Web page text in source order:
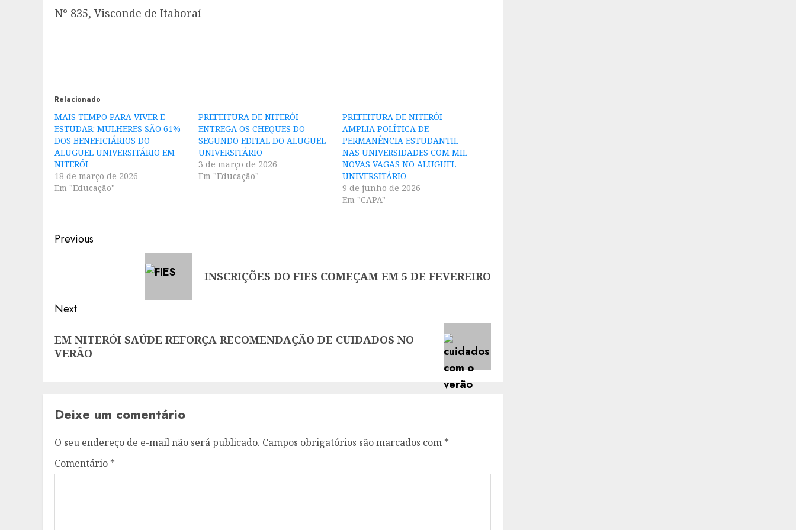
Nº 835, Visconde de Itaboraí
Relacionado
MAIS TEMPO PARA VIVER E
ESTUDAR: MULHERES SÃO 61%
DOS BENEFICIÁRIOS DO
ALUGUEL UNIVERSITÁRIO EM
NITERÓI
18 de março de 2026
Em "Educação"
PREFEITURA DE NITERÓI
ENTREGA OS CHEQUES DO
SEGUNDO EDITAL DO ALUGUEL
UNIVERSITÁRIO
3 de março de 2026
Em "Educação"
PREFEITURA DE NITERÓI
AMPLIA POLÍTICA DE
PERMANÊNCIA ESTUDANTIL
NAS UNIVERSIDADES COM MIL
NOVAS VAGAS NO ALUGUEL
UNIVERSITÁRIO
9 de junho de 2026
Em "CAPA"
Post
Previous
INSCRIÇÕES DO FIES COMEÇAM EM 5 DE FEVEREIRO
Next
post:
EM NITERÓI SAÚDE REFORÇA RECOMENDAÇÃO DE CUIDADOS NO
VERÃO
Deixe um comentário
O seu endereço de e-mail não será publicado. Campos obrigatórios são marcados com *
Comentário *